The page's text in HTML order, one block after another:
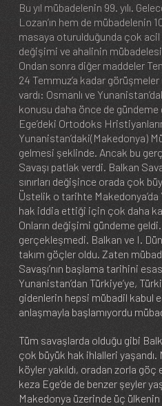
Bu yıl mübadelenin 99. yılı.
Lozan’ın hem de mübadelenin
masaya oturulduğunda çok
değişimi ve ahalinin
Ondan sonra diğer maddeler
24 Temmuz’a kadar
vardı: Osmanlı ve
konusu daha önce de gündeme
Ege’deki Ortodoks
Yunanistan’daki(Makedonya)
gelmesi şeklinde. Ancak bu
Savaşı patlak verdi. Balkan
sınırları değişince orada çok
Üstelik o tarihte Makedonya’da
hak iddia ettiği için çok daha
Onların değişimi gündeme
gerçekleşmedi. Balkan ve I.
takım göçler oldu. Zaten
Savaşı’nın başlama tarihini
Yunanistan’dan Türkiye’ye,
gidenlerin hepsi mübadil kabul
anlaşmayla başlamıyordu
Tüm savaşlarda olduğu gibi
çok büyük hak ihlalleri yaşandı.
köyler yakıldı, oradan zorla
keza Ege’de de benzer şeyler
Makedonya üzerinde üç